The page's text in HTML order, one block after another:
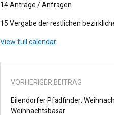
14 Anträge / Anfragen
15 Vergabe der restlichen
View full calendar
VORHERIGER BEITRAG
Eilendorfer Pfadfinder:
Weihnachtsbasar